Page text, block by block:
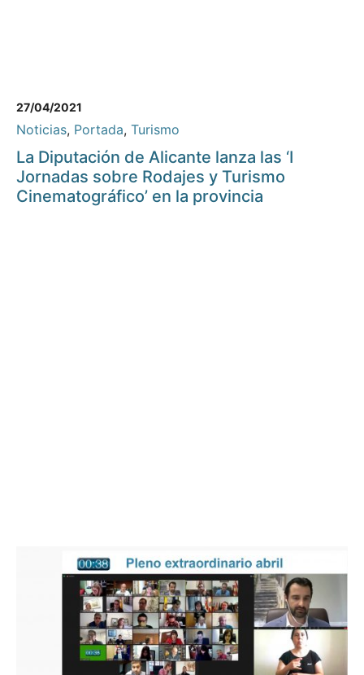
27/04/2021
Noticias, Portada, Turismo
La Diputación de Alicante lanza las ‘I
Jornadas sobre Rodajes y Turismo
Cinematográfico’ en la provincia